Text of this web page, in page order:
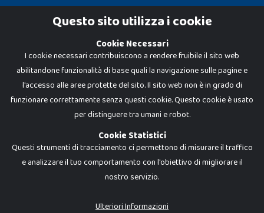
Cookie Policy
Dadi e Mattoncini è un brand di Giocabene Srl. Ogni riproduzione o utilizzo non
I prezzi e le promozioni pubblicate potrebbero differire da quanto esposto in
Questo sito utilizza i cookie
Cookie Necessari
I cookie necessari contribuiscono a rendere fruibile il sito web
abilitandone funzionalità di base quali la navigazione sulle pagine e
l'accesso alle aree protette del sito. Il sito web non è in grado di
funzionare correttamente senza questi cookie. Questo cookie è usato
per distinguere tra umani e robot.
Cookie Statistici
Questi strumenti di tracciamento ci permettono di misurare il traffico
e analizzare il tuo comportamento con l'obiettivo di migliorare il
nostro servizio.
Ulteriori Informazioni